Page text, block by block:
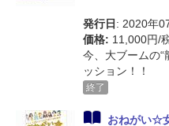
発行日 : 2020年
価格: 11,000円/
今、大ブームの“
ッション！！
終了
おねがい☆